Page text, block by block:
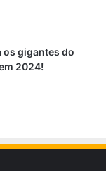
os gigantes do
2024!